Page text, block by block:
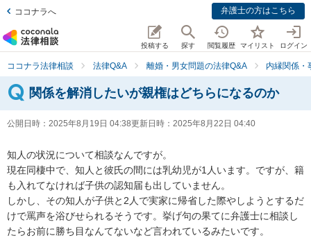
ココナラへ 弁護士の方はこちら
投稿する 探す 閲覧履歴 マイリスト ログイン
ココナラ法律相談 法律Q&A 離婚・男女問題の法律Q&A 内縁関係・
関係を解消したいが親権はどちらになるのか
公開日時： 2025年8月19日 04:38更新日時： 2025年8月22日 04:40
知人の状況について相談なんですが。
現在同棲中で、知人と彼氏の間には乳幼児が1人います。ですが、籍
も入れてなければ子供の認知届も出していません。
しかし、その知人が子供と2人で実家に帰省した際やしようとするだ
けで罵声を浴びせられるそうです。挙げ句の果てに弁護士に相談し
たらお前に勝ち目なんてないなど言われているみたいです。